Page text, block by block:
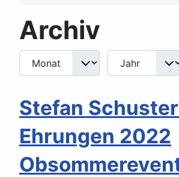
Archiv
Filter
Monat Jahr
Stefan
Ehrungen 2022